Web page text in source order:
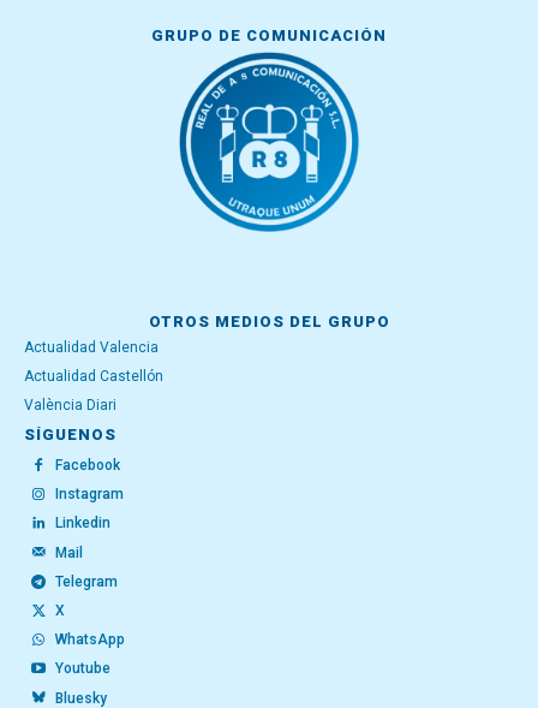
GRUPO DE COMUNICACIÓN
OTROS MEDIOS DEL GRUPO
Actualidad Valencia
Actualidad Castellón
València Diari
SÍGUENOS
Facebook
Instagram
Linkedin
Mail
Telegram
X
WhatsApp
Youtube
Bluesky